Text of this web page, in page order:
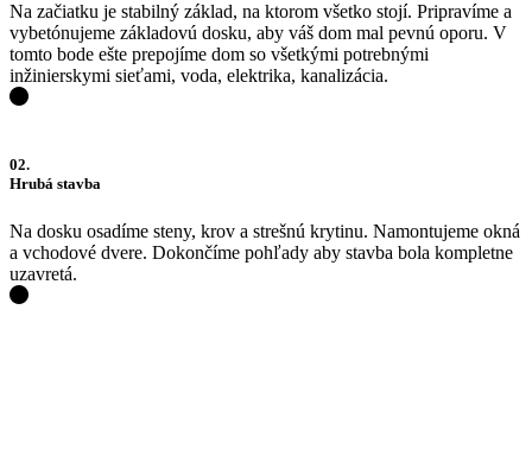
Na začiatku je stabilný základ, na ktorom všetko stojí. Pripravíme a
vybetónujeme základovú dosku, aby váš dom mal pevnú oporu. V
tomto bode ešte prepojíme dom so všetkými potrebnými
inžinierskymi sieťami, voda, elektrika, kanalizácia.
02.
Hrubá stavba
Na dosku osadíme steny, krov a strešnú krytinu. Namontujeme okná
a vchodové dvere. Dokončíme pohľady aby stavba bola kompletne
uzavretá.